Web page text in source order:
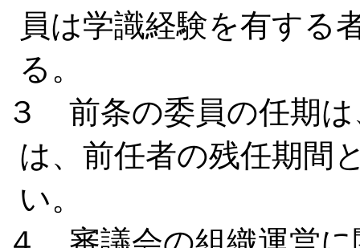
員は学識経験を有する
る。
３ 前条の委員の任期は
は、前任者の残任期間
い。